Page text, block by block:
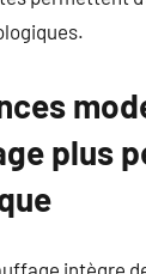
plus
intègre